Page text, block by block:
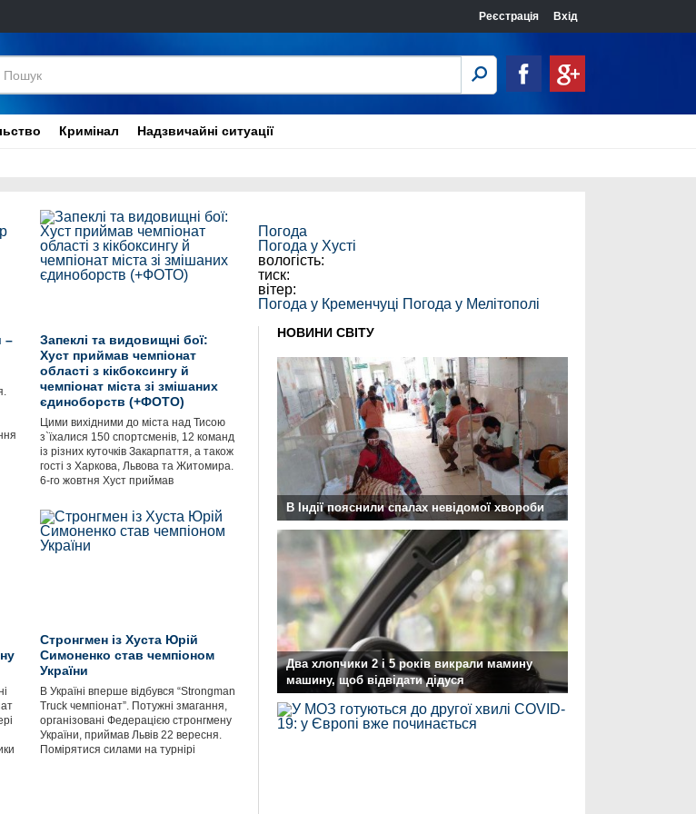
Реєстрація Вхід
Кримінал Надзвичайні ситуації
–
Запеклі та видовищні бої:
Хуст приймав чемпіонат
області з кікбоксингу й
чемпіонат міста зі змішаних
єдиноборств (+ФОТО)
Цими вихідними до міста над Тисою
з`їхалися 150 спортсменів, 12 команд
із різних куточків Закарпаття, а також
гості з Харкова, Львова та Житомира.
6-го жовтня Хуст приймав
Стронгмен із Хуста Юрій
Симоненко став чемпіоном
України
В Україні вперше відбувся “Strongman
Truck чемпіонат”. Потужні змагання,
організовані Федерацією стронгмену
України, приймав Львів 22 вересня.
Помірятися силами на турнірі
Погода
Погода у Хусті
вологість:
тиск:
вітер:
Погода у Кременчуці Погода у Мелітополі
НОВИНИ СВІТУ
В Індії пояснили спалах невідомої хвороби
Два хлопчики 2 і 5 років викрали мамину
машину, щоб відвідати дідуся